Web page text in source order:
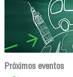
Próximos eventos